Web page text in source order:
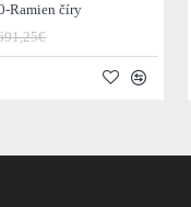
Ramien číry